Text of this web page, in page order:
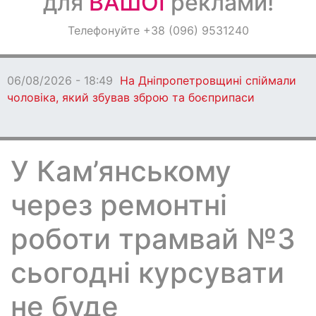
ОголошенняТелефонуйте +38 (096) 9531240
06/08/2026 - 18:49 На Дніпропетровщині спіймали
чоловіка, який збував зброю та боєприпаси
У Кам’янському
через ремонтні
роботи трамвай №3
сьогодні курсувати
не буде